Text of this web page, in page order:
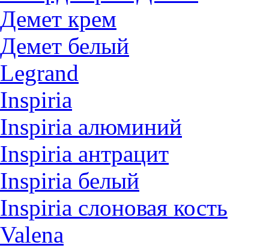
Демет крем
Демет белый
Legrand
Inspiria
Inspiria алюминий
Inspiria антрацит
Inspiria белый
Inspiria слоновая кость
Valena